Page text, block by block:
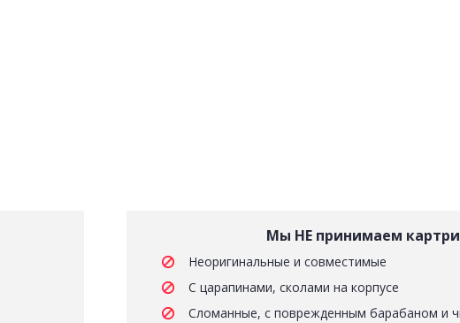
Мы НЕ принимаем
Неоригинальные и совместимые
С царапинами, сколами на корпусе
Сломанные, с поврежденным барабаном и